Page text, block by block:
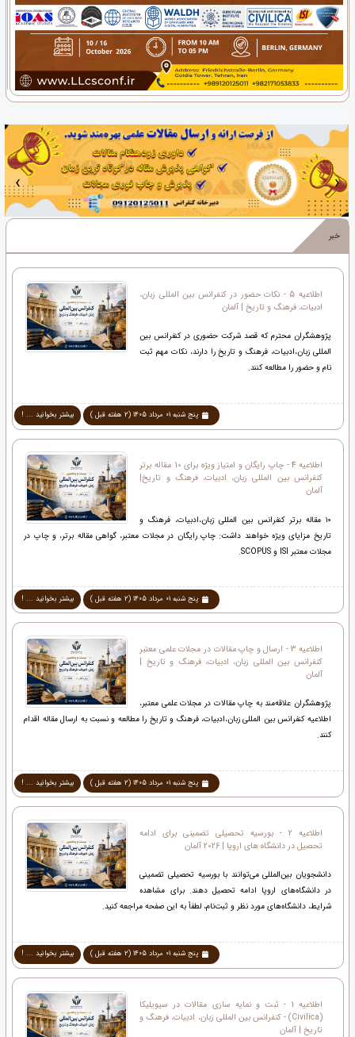
‹ ›
خبر
اطلاعیه 5 - نکات حضور در کنفرانس بین المللی زبان،
ادبیات، فرهنگ و تاریخ | آلمان
پژوهشگران محترم که قصد شرکت حضوری در کنفرانس بین
المللی زبان،ادبیات، فرهنگ و تاریخ را دارند، نکات مهم ثبت
نام و حضور را مطالعه کنند.
پنج شنبه 01 مرداد 1405 (2 هفته قبل ) بیشتر بخوانید ... !
اطلاعیه 4 - چاپ رایگان و امتیاز ویژه برای 10 مقاله برتر
کنفرانس بین المللی زبان، ادبیات، فرهنگ و تاریخ|
آلمان
۱۰ مقاله برتر کنفرانس بین المللی زبان،ادبیات، فرهنگ و
تاریخ مزایای ویژه خواهند داشت: چاپ رایگان در مجلات معتبر، گواهی مقاله برتر، و چاپ در
مجلات معتبر ISI و SCOPUS.
پنج شنبه 01 مرداد 1405 (2 هفته قبل ) بیشتر بخوانید ... !
اطلاعیه 3 - ارسال و چاپ مقالات در مجلات علمی معتبر
کنفرانس بین المللی زبان، ادبیات، فرهنگ و تاریخ |
آلمان
پژوهشگران علاقه‌مند به چاپ مقالات در مجلات علمی معتبر،
اطلاعیه کنفرانس بین المللی زبان،ادبیات، فرهنگ و تاریخ را مطالعه و نسبت به ارسال مقاله اقدام
کنند.
پنج شنبه 01 مرداد 1405 (2 هفته قبل ) بیشتر بخوانید ... !
اطلاعیه 2 - بورسیه تحصیلی تضمینی برای ادامه
تحصیل در دانشگاه های اروپا | 2026 آلمان
دانشجویان بین‌المللی می‌توانند با بورسیه تحصیلی تضمینی
در دانشگاه‌های اروپا ادامه تحصیل دهند. برای مشاهده
شرایط، دانشگاه‌های مورد نظر و ثبت‌نام، لطفاً به این صفحه مراجعه کنید.
پنج شنبه 01 مرداد 1405 (2 هفته قبل ) بیشتر بخوانید ... !
اطلاعیه 1 - ثبت و نمایه سازی مقالات در سیویلیکا
(Civilica) - کنفرانس بین المللی زبان، ادبیات، فرهنگ و
تاریخ | آلمان